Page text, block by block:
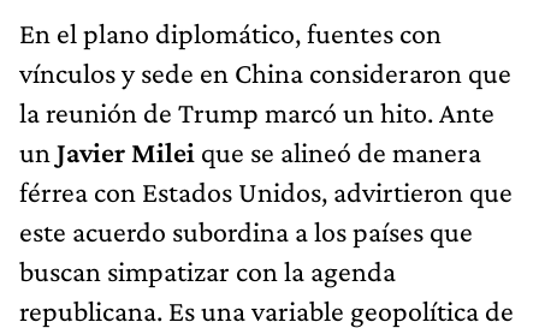
En el plano diplomático, fuentes con
vínculos y sede en China consideraron que
la reunión de Trump marcó un hito. Ante
un Javier Milei que se alineó de manera
férrea con Estados Unidos, advirtieron que
este acuerdo subordina a los países que
buscan simpatizar con la agenda
republicana. Es una variable geopolítica de